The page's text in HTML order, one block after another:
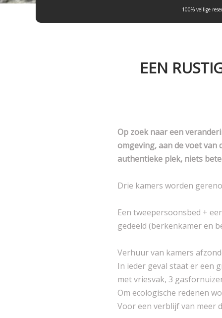
100% veilige
EEN
Op zoek naar een
omgeving, aan de voet van
authentieke plek, niets
Drie kamers worden
Een tweepersoonsbed +
gedeeld (berkenkamer en
Verhuur van kamers
In ieder geval staat er een
met vriesvak, 3
Om ecologische redenen
Voor een verblijf van meer